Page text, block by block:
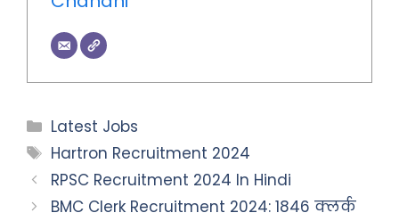
Categories
Latest Jobs
Tags
Hartron Recruitment 2024
RPSC Recruitment 2024 In Hindi
BMC Clerk Recruitment 2024: 1846 क्लर्क